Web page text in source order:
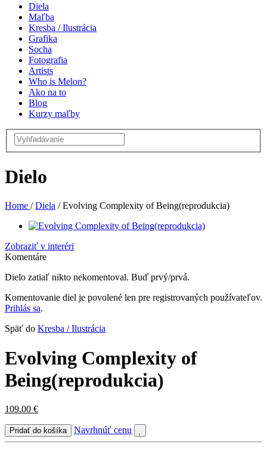
Diela
Maľba
Kresba / Ilustrácia
Grafika
Socha
Fotografia
Artists
Who is Melon?
Ako na to
Blog
Kurzy maľby
Dielo
Home / Diela /Evolving Complexity of Being(reprodukcia)
Zobraziť v interéri
Komentáre
Dielo zatiaľ nikto nekomentoval. Buď prvý/prvá.
Komentovanie diel je povolené len pre registrovaných používateľov.
Prihlás sa.
Späť do Kresba / Ilustrácia
Evolving Complexity of
Being(reprodukcia)
109.00 €
Navrhnúť cenu